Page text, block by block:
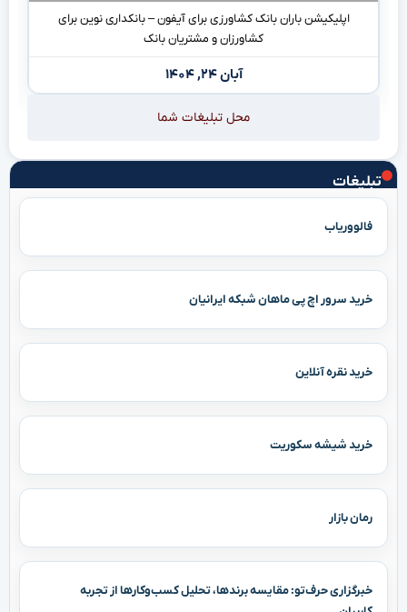
تبلیغات
فالووریاب
خرید سرور اچ پی ماهان شبکه ایرانیان
خرید نقره آنلاین
خرید شیشه سکوریت
رمان بازار
خبرگزاری حرف‌تو: مقایسه برندها، تحلیل کسب‌وکارها از تجربه
اپلیکیشن باران بانک کشاورزی برای آیفون – بانکداری نوین برای
کشاورزان و مشتریان بانک
آبان ۲۴, ۱۴۰۴
محل تبلیغات شما